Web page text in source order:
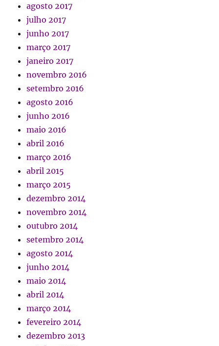
agosto 2017
julho 2017
junho 2017
março 2017
janeiro 2017
novembro 2016
setembro 2016
agosto 2016
junho 2016
maio 2016
abril 2016
março 2016
abril 2015
março 2015
dezembro 2014
novembro 2014
outubro 2014
setembro 2014
agosto 2014
junho 2014
maio 2014
abril 2014
março 2014
fevereiro 2014
dezembro 2013